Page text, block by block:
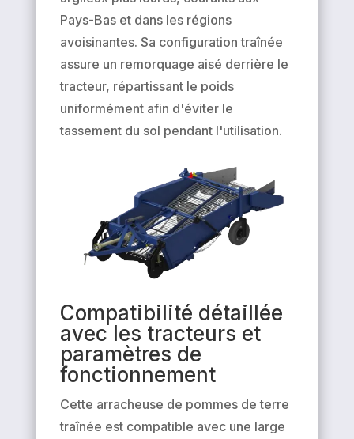
Pays-Bas et dans les régions
avoisinantes. Sa configuration traînée
assure un remorquage aisé derrière le
tracteur, répartissant le poids
uniformément afin d'éviter le
tassement du sol pendant l'utilisation.
Compatibilité détaillée
avec les tracteurs et
paramètres de
fonctionnement
Cette arracheuse de pommes de terre
traînée est compatible avec une large